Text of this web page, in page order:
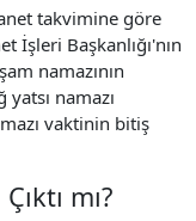
takvimine göre
İşleri Başkanlığı'nın
namazının
namazı
vaktinin bitiş
mı?